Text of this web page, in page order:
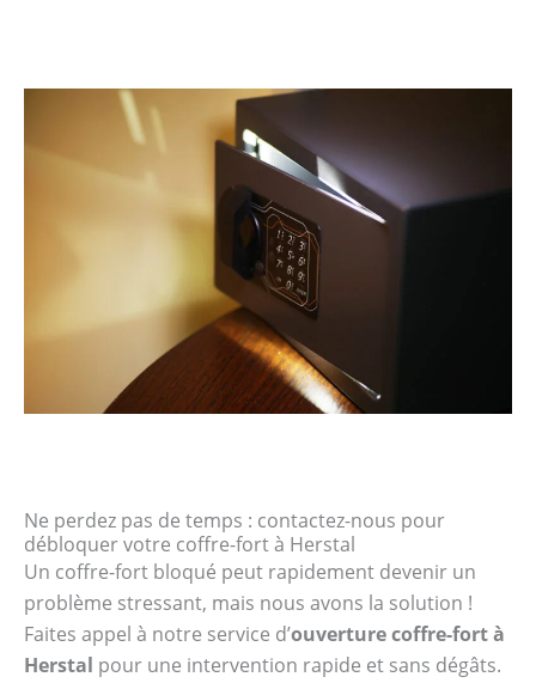
Ne perdez pas de temps : contactez-nous pour
débloquer votre coffre-fort à Herstal
Un coffre-fort bloqué peut rapidement devenir un
problème stressant, mais nous avons la solution !
Faites appel à notre service d’ouverture coffre-fort à
Herstal pour une intervention rapide et sans dégâts.